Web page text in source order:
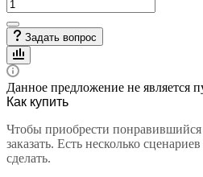
Задать вопрос
Данное предложение не является
Как купить
Чтобы приобрести понравившийся
заказать. Есть несколько
сделать.